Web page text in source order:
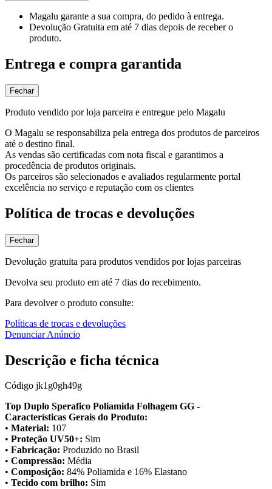
Magalu garante a sua compra, do pedido à entrega.
Devolução Gratuita em até 7 dias depois de receber o
produto.
Entrega e compra garantida
Fechar
Produto vendido por loja parceira e entregue pelo Magalu
O Magalu se responsabiliza pela entrega dos produtos de parceiros
até o destino final.
As vendas são certificadas com nota fiscal e garantimos a
procedência de produtos originais.
Os parceiros são selecionados e avaliados regularmente portal
excelência no serviço e reputação com os clientes
Política de trocas e devoluções
Fechar
Devolução gratuita para produtos vendidos por lojas parceiras
Devolva seu produto em até 7 dias do recebimento.
Para devolver o produto consulte:
Políticas de trocas e devoluções
Denunciar Anúncio
Descrição e ficha técnica
Código jk1g0gh49g
Top Duplo Sperafico Poliamida Folhagem GG -
Características Gerais do Produto:
• Material: 107
• Proteção UV50+: Sim
• Fabricação: Produzido no Brasil
• Compressão: Média
• Composição: 84% Poliamida e 16% Elastano
• Tecido com brilho: Sim